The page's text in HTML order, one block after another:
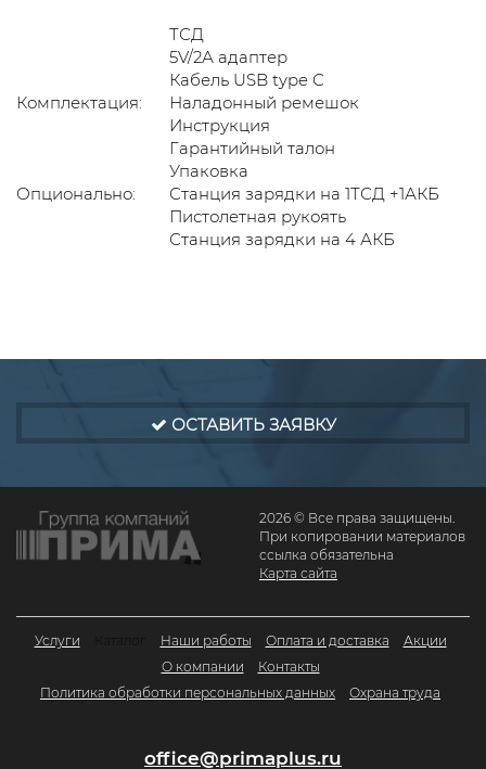
Комплектация:
ТСД
5V/2А адаптер
Кабель USB type С
Наладонный ремешок
Инструкция
Гарантийный талон
Упаковка
Опционально:
Станция зарядки на 1ТСД +1АКБ
Пистолетная рукоять
Станция зарядки на 4 АКБ
ОСТАВИТЬ ЗАЯВКУ
2026 © Все права защищены.
При копировании материалов
ссылка обязательна
Карта сайта
Услуги Наши работы Оплата и доставка
Акции
О компании
Контакты
Политика обработки персональных данных
Охрана труда
office@primaplus.ru